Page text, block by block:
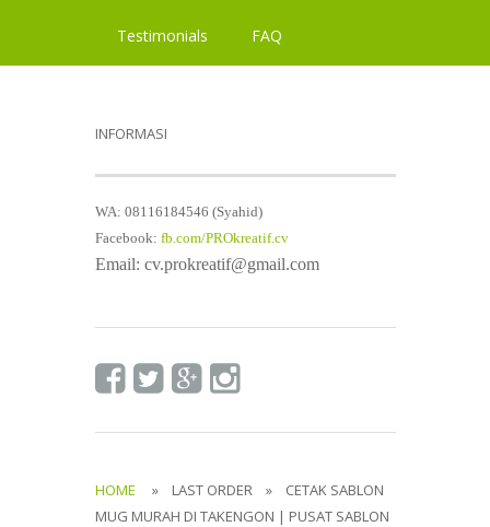
Testimonials FAQ
INFORMASI
WA: 08116184546 (Syahid)
Facebook: fb.com/PROkreatif.cv
Email: cv.prokreatif@gmail.com
HOME » LAST ORDER » CETAK SABLON
MUG MURAH DI TAKENGON | PUSAT SABLON